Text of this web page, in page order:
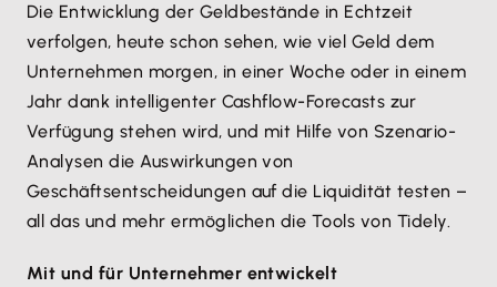
Lexware Office an Tidely. Nun werden die offenen
Posten synchronisiert und du kannst mit deiner
Liquiditätsplanung starten.
Die Entwicklung der Geldbestände in Echtzeit
verfolgen, heute schon sehen, wie viel Geld dem
Unternehmen morgen, in einer Woche oder in einem
Jahr dank intelligenter Cashflow-Forecasts zur
Verfügung stehen wird, und mit Hilfe von Szenario-
Analysen die Auswirkungen von
Geschäftsentscheidungen auf die Liquidität testen –
all das und mehr ermöglichen die Tools von Tidely.
Mit und für Unternehmer entwickelt